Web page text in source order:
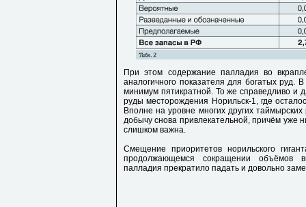
При этом содержание палладия во
аналогичного показателя для богатых руд.
минимум пятикратной. То же справедливо и
руды месторождения Норильск-1, где
Вполне на уровне многих других
добычу снова привлекательной, причём уже
слишком важна.
Смещение приоритетов норильского
продолжающемся сокращении объёмов
палладия прекратило падать и довольно